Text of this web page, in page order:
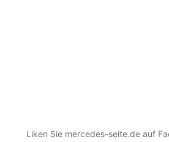
Liken Sie mercedes-seite.de auf